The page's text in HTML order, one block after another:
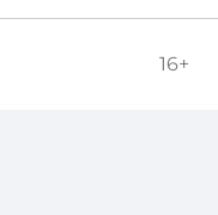
16+